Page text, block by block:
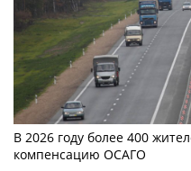
В 2026 году более 400
компенсацию ОСАГО